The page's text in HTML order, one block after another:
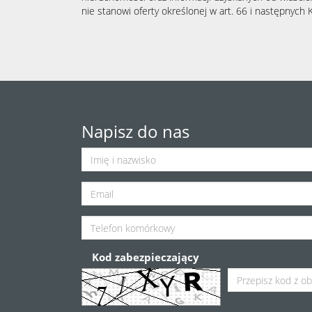
nie stanowi oferty określonej w art. 66 i następnych
Napisz do nas
Kod zabezpieczający